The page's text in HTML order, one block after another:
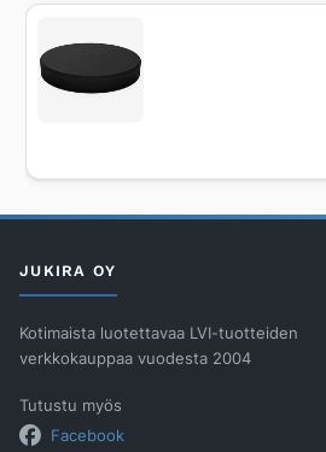
JUKIRA OY
Kotimaista luotettavaa LVI-tuotteiden
verkkokauppaa vuodesta 2004
Tutustu myös
Facebook